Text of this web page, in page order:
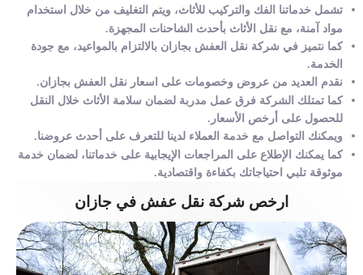
تشمل خدماتنا الفك والتركيب للأثاث، ويتم التغليف من خلال استخدام
مواد آمنة، مع نقل الأثاث بأحدث الشاحنات المجهزة.
كما نتميز في شركة نقل العفش بجازان بالالتزام بالمواعيد، مع جودة
الخدمة.
نقدم العديد من عروض وخصومات على اسعار نقل العفش بجازان.
كما تمتلك الشركة فرق عمل مدربة لضمان سلامة الأثاث خلال النقل
للحصول على أرخص الأسعار.
ويمكنك التواصل مع خدمة العملاء لدينا للتعرف على أحدث عروضنا.
كما يمكنك الإطلاع على المراجعات الإيجابية على خدماتنا، لضمان خدمة
موثوقة تلبي احتياجاتك بكفاءة واقتصادية.
ارخص شركة نقل عفش في جازان